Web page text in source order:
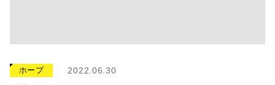
ホープ 2022.06.30